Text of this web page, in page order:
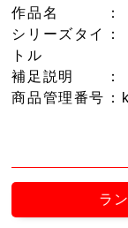
作品名
：
シリーズタイ
トル
：
補足説明
：
商品管理番号
ラ